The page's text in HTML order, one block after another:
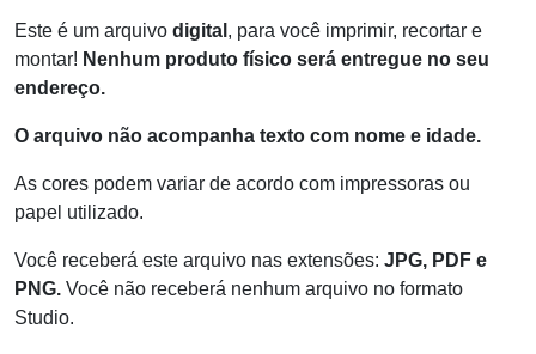
Este é um arquivo digital , para você imprimir, recortar e
montar! Nenhum produto físico será entregue no seu
endereço.
O arquivo não acompanha texto com nome e idade.
As cores podem variar de acordo com impressoras ou
papel utilizado.
Você receberá este arquivo nas extensões: JPG, PDF e
PNG. Você não receberá nenhum arquivo no formato
Studio.